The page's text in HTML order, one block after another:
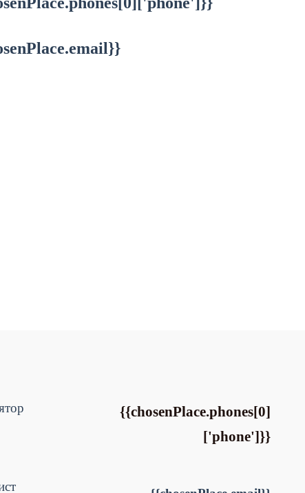
{{chosenPlace.phones[0]
['phone']}}